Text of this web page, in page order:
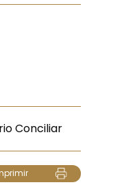
Conciliar